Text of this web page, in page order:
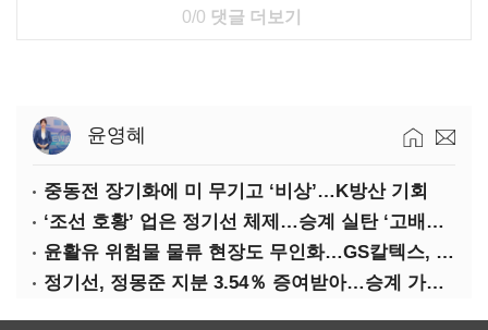
0/0 댓글 더보기
윤영혜
중동전 장기화에 미 무기고 ‘비상’…K방산 기회
‘조선 호황’ 업은 정기선 체제…승계 실탄 ‘고배당’ 주목
윤활유 위험물 물류 현장도 무인화…GS칼텍스, 디지털 전환 가속
정기선, 정몽준 지분 3.54％ 증여받아…승계 가속화